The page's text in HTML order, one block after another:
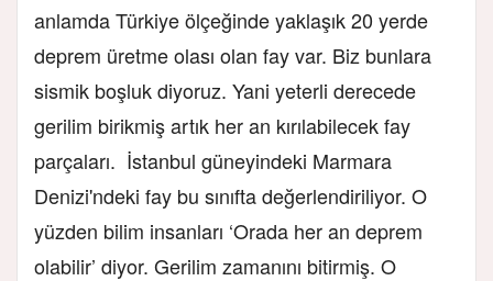
anlamda Türkiye ölçeğinde yaklaşık 20 yerde
deprem üretme olası olan fay var. Biz bunlara
sismik boşluk diyoruz. Yani yeterli derecede
gerilim birikmiş artık her an kırılabilecek fay
parçaları. İstanbul güneyindeki Marmara
Denizi'ndeki fay bu sınıfta değerlendiriliyor. O
yüzden bilim insanları ‘Orada her an deprem
olabilir’ diyor. Gerilim zamanını bitirmiş. O